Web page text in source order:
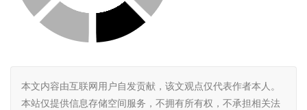
本文内容由互联网用户自发贡献，该文观点仅代表作者本人。
本站仅提供信息存储空间服务，不拥有所有权，不承担相关法